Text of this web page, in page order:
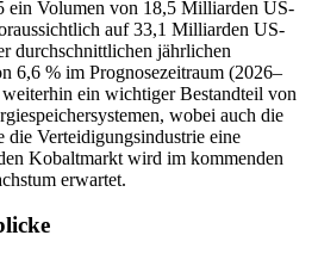
ein Volumen von 18,5 Milliarden US-
auf 33,1 Milliarden US-
durchschnittlichen jährlichen
6,6 % im Prognosezeitraum (2026–
ein wichtiger Bestandteil von
wobei auch die
Verteidigungsindustrie eine
Kobaltmarkt wird im kommenden
erwartet.